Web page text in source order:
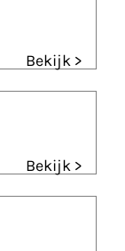
Bekijk >
Bekijk >